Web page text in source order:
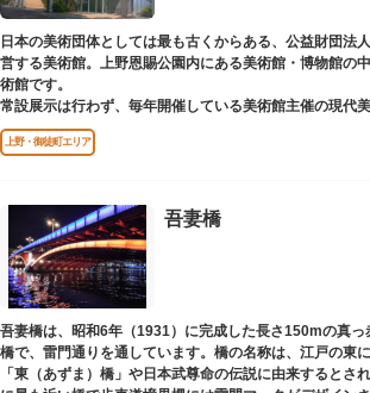
子ども動物園「すてっぷ」では、小動物を間近で観察する
の大切さや生きものの魅力が学べる体験プログラムが実
歩き疲れたり、お腹が空いてきたら、園内にいくつかあ
休憩しましょう。それぞれのお店で、動物たちをモチー
ドやスイーツが食べられます。オリジナルグッズを取り
も必見です。
日本の美術団体としては最も古くからある、公益財団法
営する美術館。上野恩賜公園内にある美術館・博物館の
術館です。
常設展示は行わず、毎年開催している美術館主催の現代
展）、公募展（上野の森美術館大賞展、日本の自然を描く
ガから書展にいたるまで定期的に多彩なジャンルの独創的
別館の1階には、小企画展などの開催もできる上野の森美
そして、3階には上野の森アートスクールが設置され、
対象とした油彩・アクリル、水彩、日本画のクラスや、
発講座などを開催しています。
上野・御徒町エリア
吾妻橋
吾妻橋は、昭和6年（1931）に完成した長さ150mの真っ
橋で、雷門通りを通しています。橋の名称は、江戸の東
「東（あずま）橋」や日本武尊命の伝説に由来するとさ